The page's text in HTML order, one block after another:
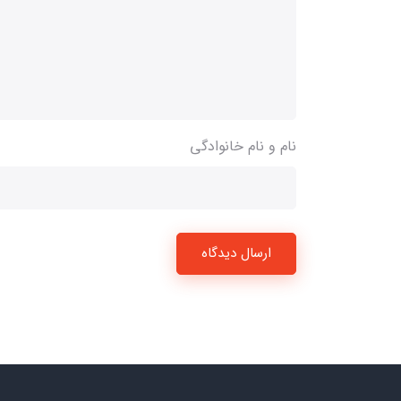
نام و نام خانوادگی
ارسال دیدگاه